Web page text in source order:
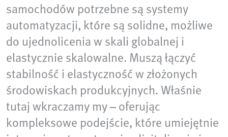
samochodów potrzebne są systemy
automatyzacji, które są solidne, możliwe
do ujednolicenia w skali globalnej i
elastycznie skalowalne. Muszą łączyć
stabilność i elastyczność w złożonych
środowiskach produkcyjnych. Właśnie
tutaj wkraczamy my – oferując
kompleksowe podejście, które umiejętnie